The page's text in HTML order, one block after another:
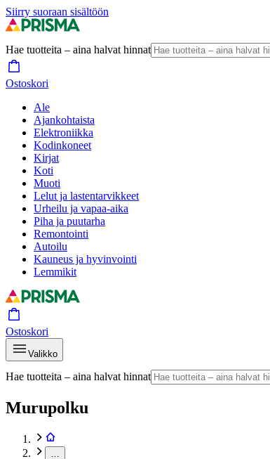
Siirry suoraan sisältöön
Hae tuotteita – aina halvat hinnat
Ostoskori
Ale
Ajankohtaista
Elektroniikka
Kodinkoneet
Kirjat
Koti
Muoti
Lelut ja lastentarvikkeet
Urheilu ja vapaa-aika
Piha ja puutarha
Remontointi
Autoilu
Kauneus ja hyvinvointi
Lemmikit
Ostoskori
Valikko
Hae tuotteita – aina halvat hinnat
Murupolku